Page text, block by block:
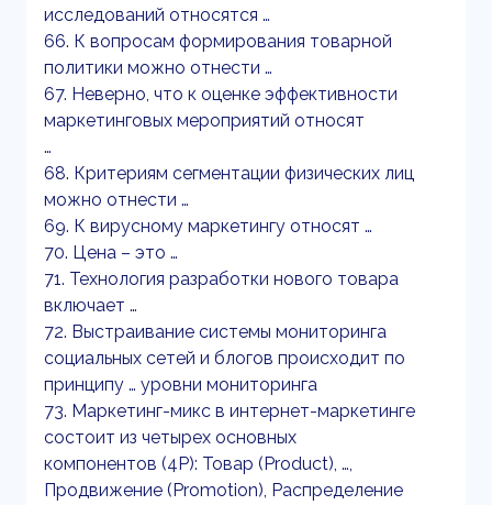
исследований относятся …
66. К вопросам формирования товарной
политики можно отнести …
67. Неверно, что к оценке эффективности
маркетинговых мероприятий относят
…
68. Критериям сегментации физических лиц
можно отнести …
69. К вирусному маркетингу относят …
70. Цена – это …
71. Технология разработки нового товара
включает …
72. Выстраивание системы мониторинга
социальных сетей и блогов происходит по
принципу … уровни мониторинга
73. Маркетинг-микс в интернет-маркетинге
состоит из четырех основных
компонентов (4P): Товар (Product), …,
Продвижение (Promotion), Распределение